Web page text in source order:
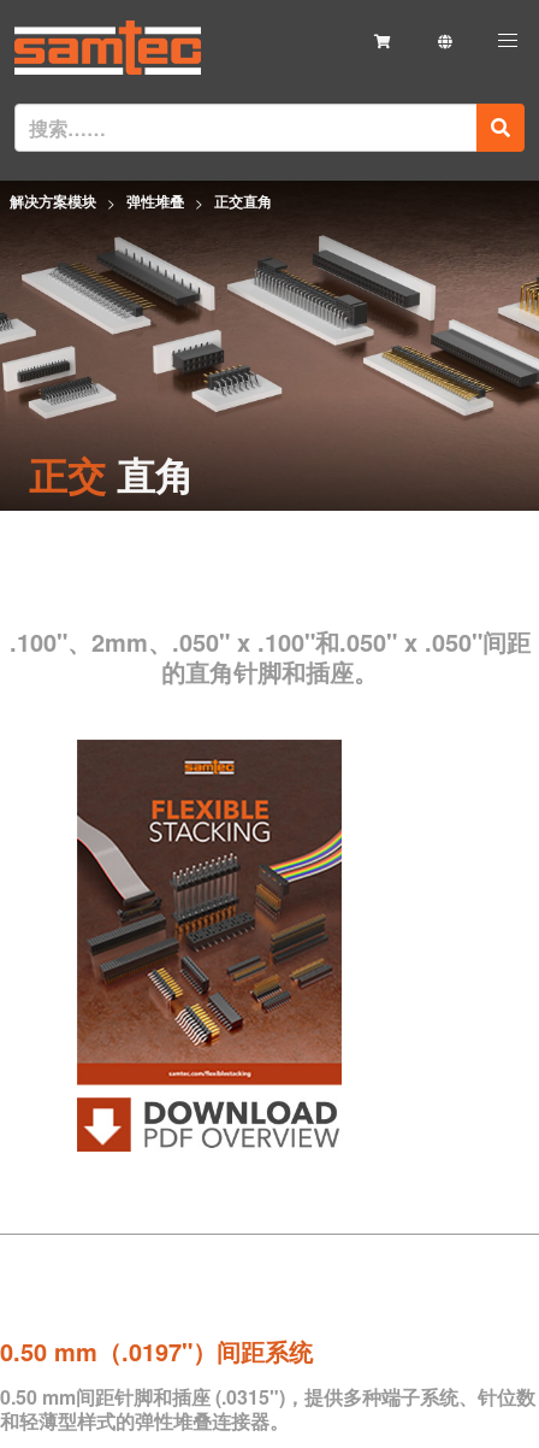
解决方案模块 弹性堆叠 正交直角
正交直角
.100"、2mm、.050" x .100"和.050" x .050"间距
的直角针脚和插座。
0.50 mm（.0197"）间距系统
0.50 mm间距针脚和插座 (.0315")，提供多种端子系统、针位数
和轻薄型样式的弹性堆叠连接器。